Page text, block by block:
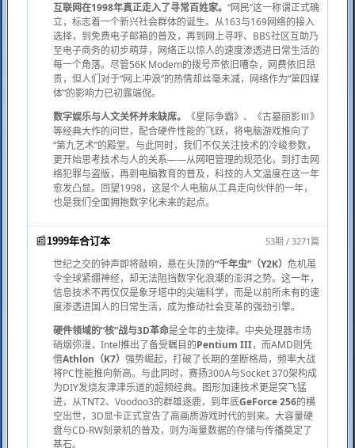
互联网在1998年真正走入了寻常百姓家。 “网民”这一称谓正式确
立，标志着一个新兴社会群体的诞生。从163与169网络的接入
选择，到免费电子邮箱的普及，再到网上寻呼、BBS社区互助乃
至电子商务的初步萌芽，网络正以惊人的速度渗透进日常生活的
每一个角落。尽管56K Modem的拨号声依旧嘈杂，网费依旧昂
贵，但人们对于“网上冲浪”的热情却丝毫未减，网络作为“第四媒
体”的影响力已初露端倪。
数字娱乐与人文关怀并未缺席。
《星际争霸》、《古墓丽影Ⅲ》
等经典大作的问世，配合硬件性能的飞跃，将电脑游戏推向了
“第九艺术”的殿堂。与此同时，我们不仅关注技术的冷峻参数，
更开始思考技术与人的关系——从网吧管理的规范化，到打击网
络犯罪与盗版，再到电脑教育的普及，科技的人文温度在这一年
愈发凸显。回望1998，这是个人电脑从工具走向伙伴的一年，
也是我们全面拥抱数字化未来的起点。
📰1999年合订本 53期 / 3271篇
世纪之交的钟声即将敲响，悬在头顶的“千年虫”（Y2K） 危机虽
令全球紧绷神经，却无法阻挡数字化浪潮的澎湃之势。这一年，
信息技术不再仅仅是象牙塔中的尖端科学，而是以前所未有的速
度渗透进国人的日常生活，成为推动社会变革的强劲引擎。
硬件领域的“核”战与3D革命是全年的主旋律。中央处理器市场
硝烟弥漫，Intel推出了备受瞩目的Pentium III，而AMD则凭
借Athlon（K7） 强势崛起，打破了长期的垄断格局，频率大战
将PC性能推向新高。与此同时，赛扬300A与Socket 370架构成
为DIY发烧友津津乐道的超频经典。图形加速技术更是突飞猛
进，从TNT2、Voodoo3的群雄逐鹿，到年底GeForce 256的横
空出世，3D显卡正式宣告了高画质游戏时代的到来。大容量硬
盘与CD-RW刻录机的普及，则为海量数据的存储与传播奠定了
基石。